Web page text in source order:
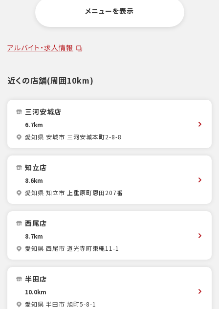
メニューを表示
アルバイト・求人情報
近くの店舗(周囲10km)
三河安城店
6.7km
愛知県 安城市 三河安城本町2-8-8
知立店
8.6km
愛知県 知立市 上重原町恩田207番
西尾店
8.7km
愛知県 西尾市 道光寺町東縄11-1
半田店
10.0km
愛知県 半田市 旭町5-8-1